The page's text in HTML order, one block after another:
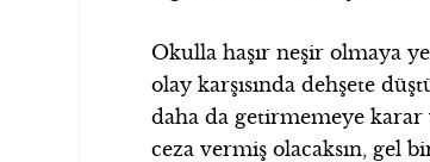
Okulla haşır neşir olmaya
olay karşısında dehşete
daha da getirmemeye
ceza vermiş olacaksın, gel